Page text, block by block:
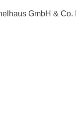
GmbH & Co.